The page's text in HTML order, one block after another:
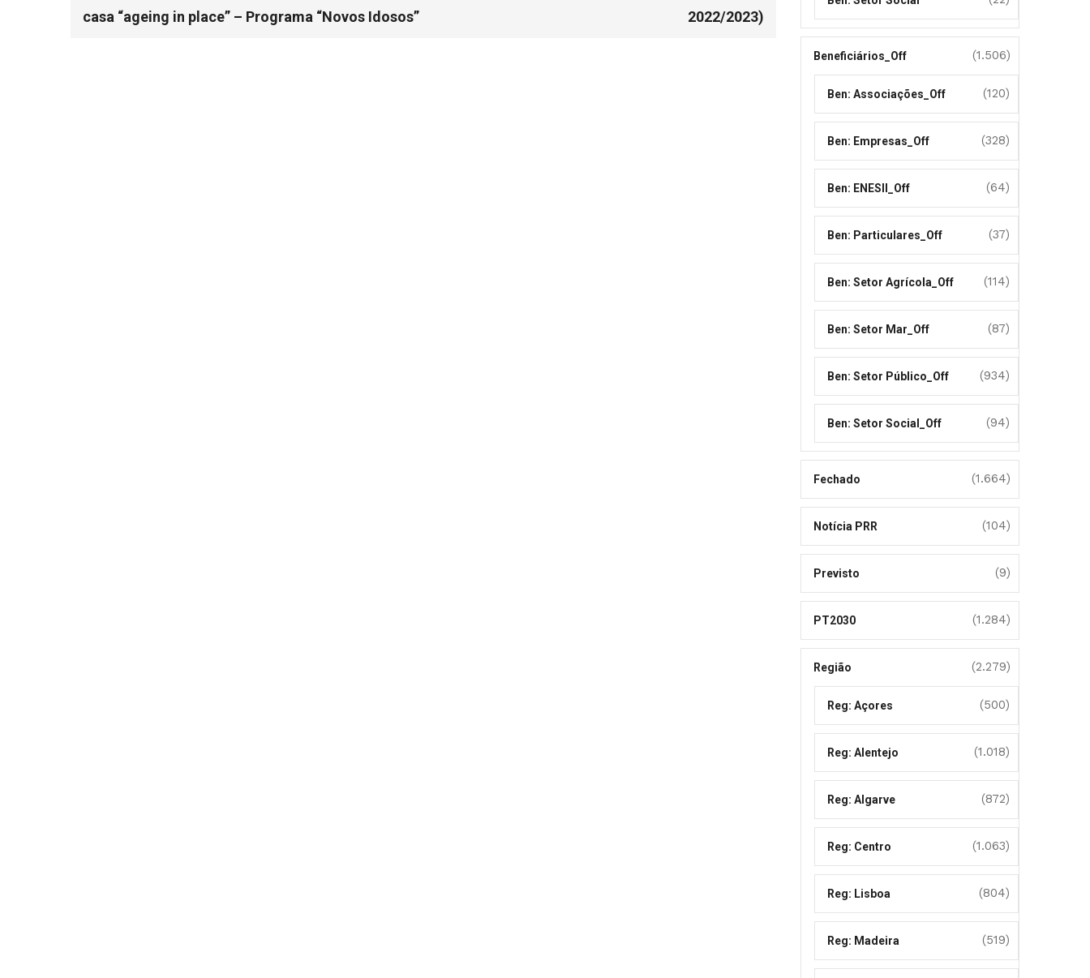
casa “ageing in place” – Programa “Novos Idosos”
2022/2023)
Beneficiários_Off (1.506)
Ben: Associações_Off (120)
Ben: Empresas_Off (328)
Ben: ENESII_Off (64)
Ben: Particulares_Off (37)
Ben: Setor Agrícola_Off (114)
Ben: Setor Mar_Off (87)
Ben: Setor Público_Off (934)
Ben: Setor Social_Off (94)
Fechado (1.664)
Notícia PRR (104)
Previsto (9)
PT2030 (1.284)
Região (2.279)
Reg: Açores (500)
Reg: Alentejo (1.018)
Reg: Algarve (872)
Reg: Centro (1.063)
Reg: Lisboa (804)
Reg: Madeira (519)